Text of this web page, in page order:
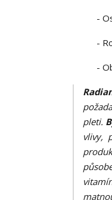
-
-
-
pleti.
vlivy,